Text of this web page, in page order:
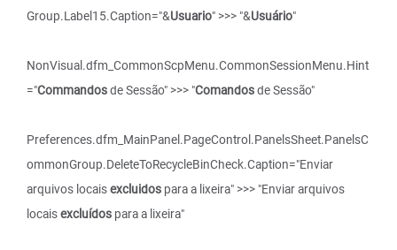
Group.Label15.Caption="&Usuario" >>> "&Usuário"
NonVisual.dfm_CommonScpMenu.CommonSessionMenu.Hint
="Commandosde Sessão" >>> "Comandosde Sessão"
Preferences.dfm_MainPanel.PageControl.PanelsSheet.PanelsC
ommonGroup.DeleteToRecycleBinCheck.Caption="Enviar
arquivos locaisexcluidos para a lixeira" >>> "Enviar arquivos
locaisexcluídos para a lixeira"